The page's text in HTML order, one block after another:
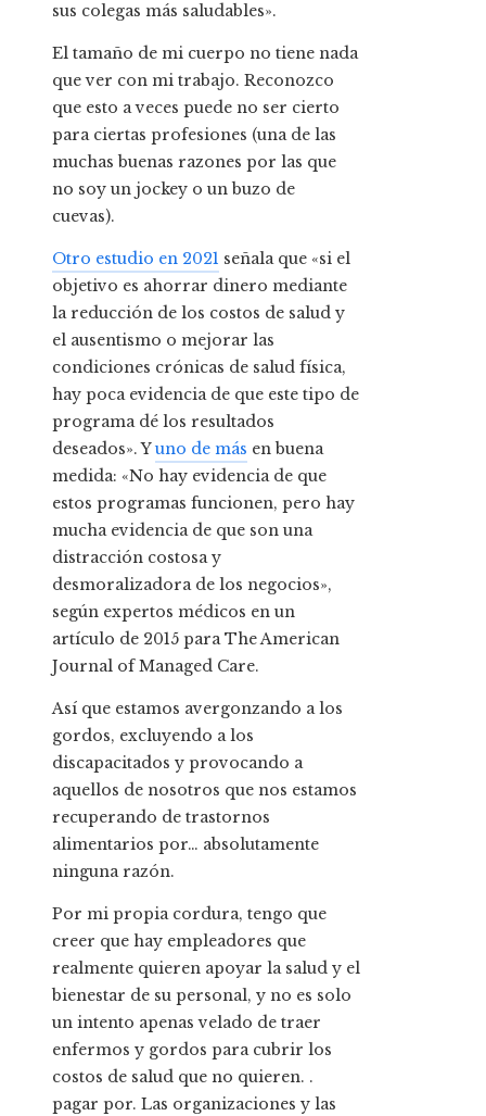
sus colegas más saludables».
El tamaño de mi cuerpo no tiene nada
que ver con mi trabajo. Reconozco
que esto a veces puede no ser cierto
para ciertas profesiones (una de las
muchas buenas razones por las que
no soy un jockey o un buzo de
cuevas).
Otro estudio en 2021 señala que «si el
objetivo es ahorrar dinero mediante
la reducción de los costos de salud y
el ausentismo o mejorar las
condiciones crónicas de salud física,
hay poca evidencia de que este tipo de
programa dé los resultados
deseados». Yuno de más en buena
medida: «No hay evidencia de que
estos programas funcionen, pero hay
mucha evidencia de que son una
distracción costosa y
desmoralizadora de los negocios»,
según expertos médicos en un
artículo de 2015 para The American
Journal of Managed Care.
Así que estamos avergonzando a los
gordos, excluyendo a los
discapacitados y provocando a
aquellos de nosotros que nos estamos
recuperando de trastornos
alimentarios por… absolutamente
ninguna razón.
Por mi propia cordura, tengo que
creer que hay empleadores que
realmente quieren apoyar la salud y el
bienestar de su personal, y no es solo
un intento apenas velado de traer
enfermos y gordos para cubrir los
costos de salud que no quieren. .
pagar por. Las organizaciones y las